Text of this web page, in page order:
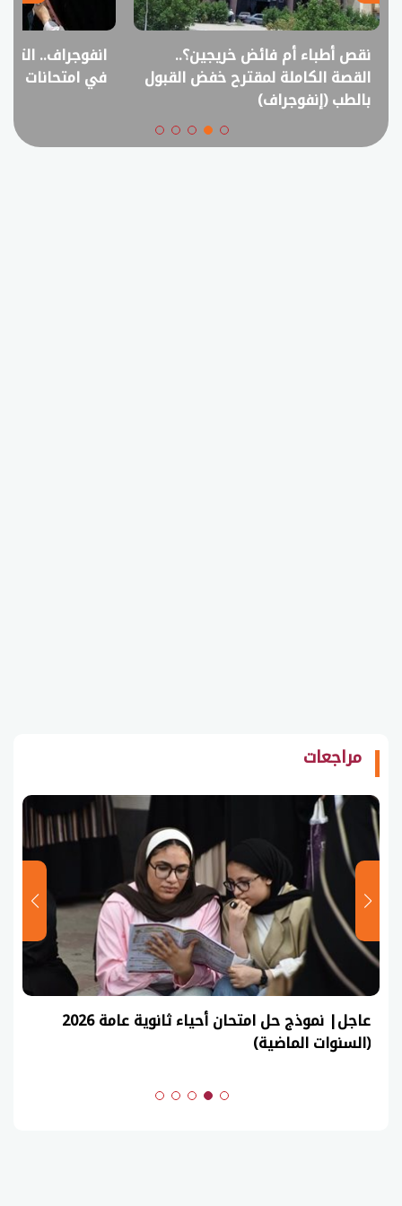
نقص أطباء أم فائض خريجين؟..
القصة الكاملة لمقترح خفض القبول
بالطب (إنفوجراف)
انفوجراف..
في امتحانات
مراجعات
عاجل| نموذج حل امتحان أحياء ثانوية عامة 2026
(السنوات الماضية)